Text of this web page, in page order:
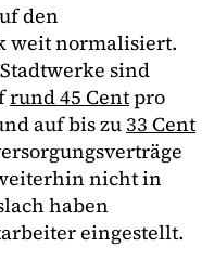
den
weit normalisiert.
sind
rund 45 Centpro
auf bis zu 33 Cent
nicht in
haben
eingestellt.